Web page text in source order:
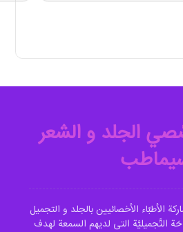
الجلد و الشعر
الأطبّاء الأخصائیین بالجلد و التجمیل
التَّجمیليَّة التی لدیهم السمعة لهدف